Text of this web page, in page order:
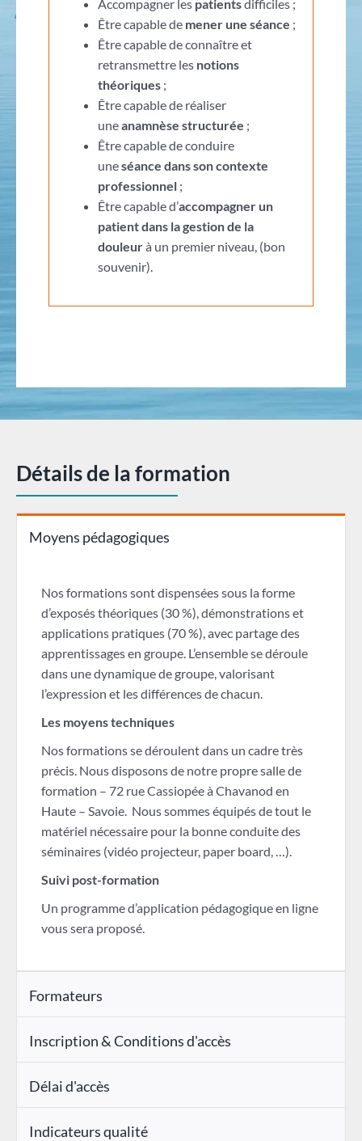
Accompagner les patientsdifficiles ;
Être capable de mener une séance ;
Être capable de connaître et
retransmettre les notions
théoriques;
Être capable de réaliser
uneanamnèse structurée ;
Être capable de conduire
uneséance dans son contexte
professionnel;
Être capable d’accompagner un
patient dans la gestion de la
douleurà un premier niveau, (bon
souvenir).
Détails de la formation
Moyens pédagogiques
Nos formations sont dispensées sous la forme
d’exposés théoriques (30 %), démonstrations et
applications pratiques (70 %), avec partage des
apprentissages en groupe. L’ensemble se déroule
dans une dynamique de groupe, valorisant
l’expression et les différences de chacun.
Les moyens techniques
Nos formations se déroulent dans un cadre très
précis. Nous disposons de notre propre salle de
formation – 72 rue Cassiopée à Chavanod en
Haute – Savoie. Nous sommes équipés de tout le
matériel nécessaire pour la bonne conduite des
séminaires (vidéo projecteur, paper board, …).
Suivi post-formation
Un programme d’application pédagogique en ligne
vous sera proposé.
Formateurs
Inscription & Conditions d'accès
Délai d'accès
Indicateurs qualité